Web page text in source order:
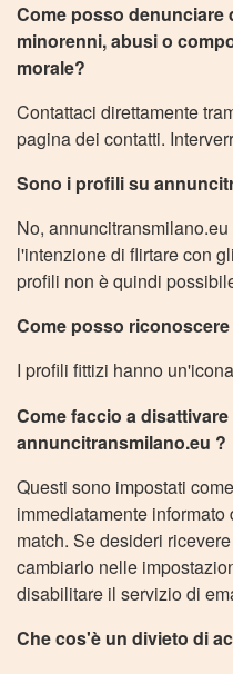
Come posso denunciare
minorenni, abusi o
morale?
Contattaci direttamente
pagina dei contatti.
Sono i profili su
No,
l'intenzione di flirtare con
profili non è quindi
Come posso
I profili fittizi hanno un'icona
Come faccio a disattivare
annuncitransmilano.eu ?
Questi sono impostati
immediatamente
match. Se desideri
cambiarlo nelle
disabilitare il servizio di
Che cos'è un divieto di